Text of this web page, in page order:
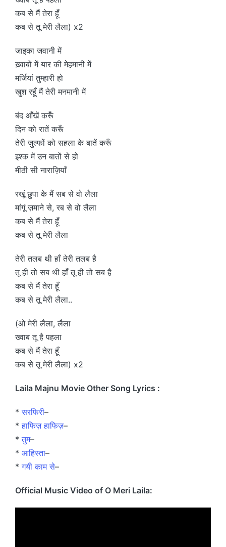
कब से मैं तेरा हूँ
कब से तू मेरी लैला) x2
जाइका जवानी में
ख़्वाबों में यार की मेहमानी में
मर्जियां तुम्हारी हो
खुश रहूँ मैं तेरी मनमानी में
बंद आँखें करूँ
दिन को रातें करूँ
तेरी जुल्फों को सहला के बातें करूँ
इश्क में उन बातों से हो
मीठी सी नाराज़ियाँ
रखूं छुपा के मैं सब से वो लैला
मांगूं ज़माने से, रब से वो लैला
कब से मैं तेरा हूँ
कब से तू मेरी लैला
तेरी तलब थी हाँ तेरी तलब है
तू ही तो सब थी हाँ तू ही तो सब है
कब से मैं तेरा हूँ
कब से तू मेरी लैला..
(ओ मेरी लैला, लैला
ख्वाब तू है पहला
कब से मैं तेरा हूँ
कब से तू मेरी लैला) x2
Laila Majnu Movie Other Song Lyrics :
*सरफिरी–
*हाफिज़ हाफिज़–
*तुम–
* आहिस्ता–
*गयी काम से–
Official Music Video of O Meri Laila: